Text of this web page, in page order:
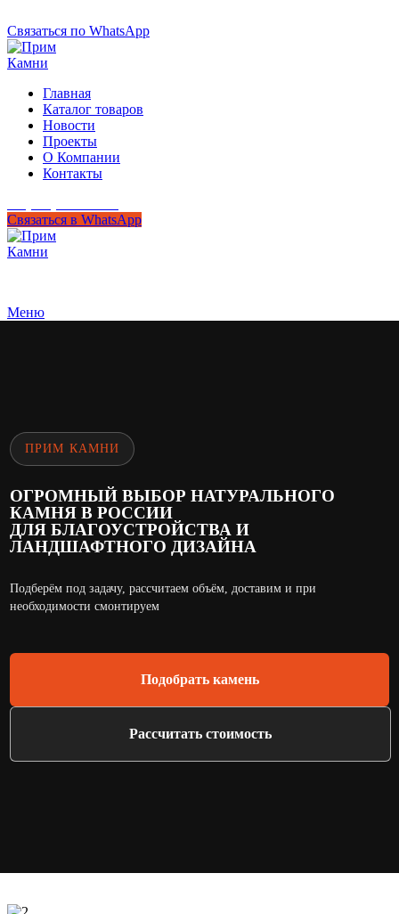
Связаться по WhatsApp
Главная
Каталог товаров
Новости
Проекты
О Компании
Контакты
Связаться в WhatsApp
Меню
ПРИМ КАМНИ
ОГРОМНЫЙ ВЫБОР НАТУРАЛЬНОГО
КАМНЯ В РОССИИ
ДЛЯ БЛАГОУСТРОЙСТВА И
ЛАНДШАФТНОГО ДИЗАЙНА
Подберём под задачу, рассчитаем объём, доставим и при
необходимости смонтируем
Подобрать камень
Рассчитать стоимость